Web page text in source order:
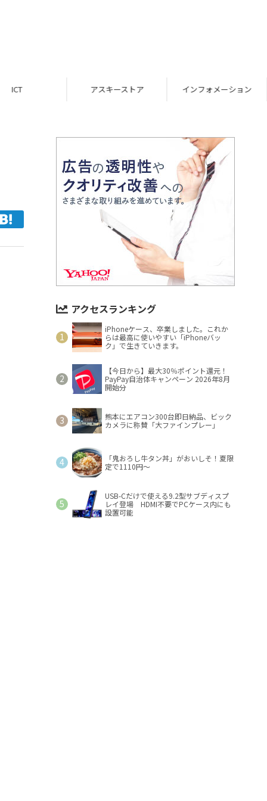
ICT アスキーストア インフォメーション
アクセスランキング
iPhoneケース、卒業しました。これか
らは最高に使いやすい「iPhoneバッ
ク」で生きていきます。
【今日から】最大30％ポイント還元！
PayPay自治体キャンペーン 2026年8月
開始分
熊本にエアコン300台即日納品、ビック
カメラに称賛「大ファインプレー」
「鬼おろし牛タン丼」がおいしそ！夏限
定で1110円～
USB-Cだけで使える9.2型サブディスプ
レイ登場 HDMI不要でPCケース内にも
設置可能